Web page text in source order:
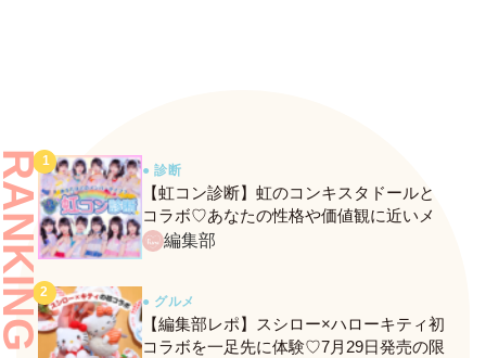
● 診断
【虹コン診断】虹のコンキスタドールと
コラボ♡あなたの性格や価値観に近いメ
ンバーがわかる、fasmeの新診断がスター
編集部
● グルメ
【編集部レポ】スシロー×ハローキティ初
コラボを一足先に体験♡7月29日発売の限